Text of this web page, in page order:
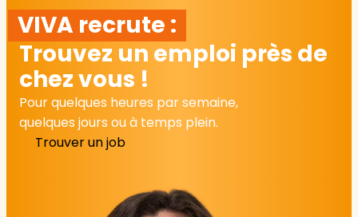
VIVA recrute :
Trouvez un emploi près de
chez vous !
Pour quelques heures par semaine,
quelques jours ou à temps plein.
Trouver un job